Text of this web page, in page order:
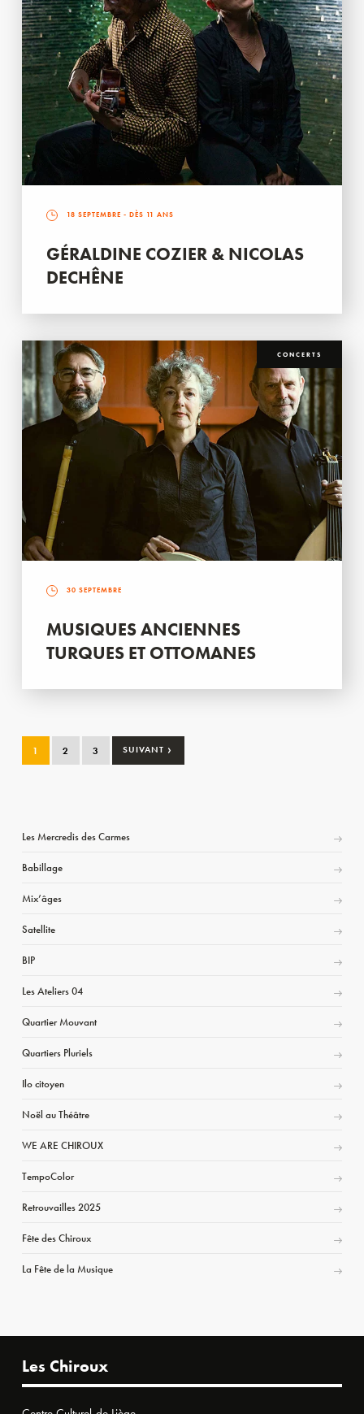
18 SEPTEMBRE - DÈS 11 ANS
GÉRALDINE COZIER & NICOLAS
DECHÊNE
CONCERTS
30 SEPTEMBRE
MUSIQUES ANCIENNES
TURQUES ET OTTOMANES
1 2 3 SUIVANT ›
Les Mercredis des Carmes
Babillage
Mix’âges
Satellite
BIP
Les Ateliers 04
Quartier Mouvant
Quartiers Pluriels
Ilo citoyen
Noël au Théâtre
WE ARE CHIROUX
TempoColor
Retrouvailles 2025
Fête des Chiroux
La Fête de la Musique
Les Chiroux